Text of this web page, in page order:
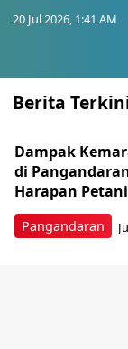
20 Jul 2026, 1:41 AM
Berita
Pangandaran
Dampak
di
Harapan Petani